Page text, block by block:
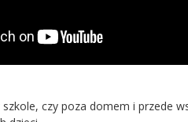
czy poza domem i przede